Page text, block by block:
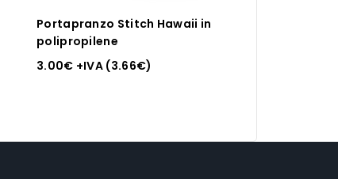
Portapranzo Stitch Hawaii in
polipropilene
3.00€ +IVA (3.66€)